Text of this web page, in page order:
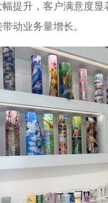
提升，客户满意度
动业务量增长。